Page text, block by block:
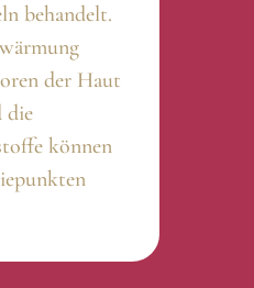
behandelt.
der Haut
die
können